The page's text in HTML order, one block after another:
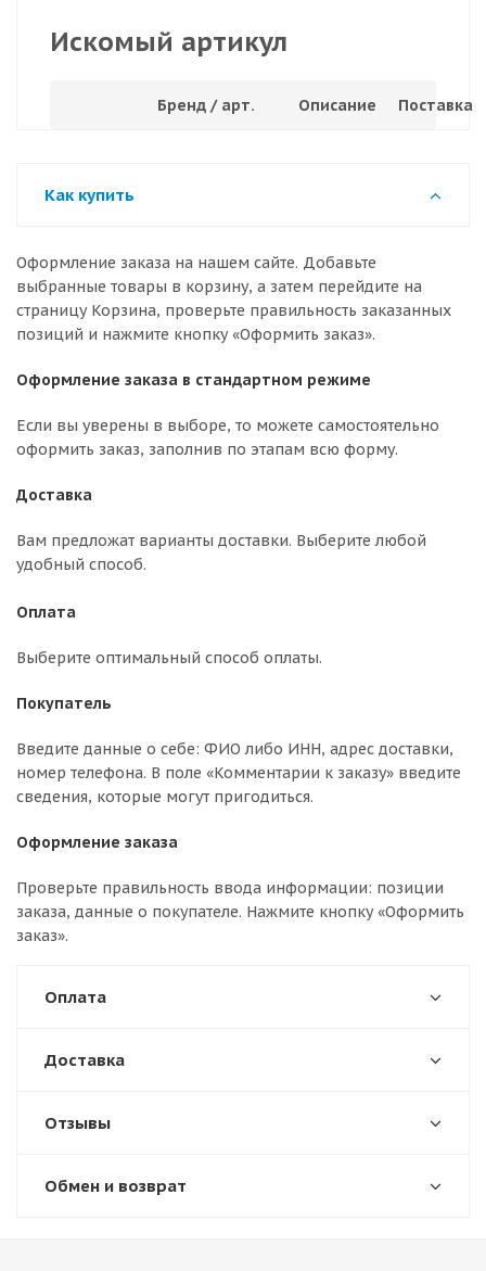
Искомый артикул
Бренд / арт. Описание Поставка
Как купить
Оформление заказа на нашем сайте. Добавьте
выбранные товары в корзину, а затем перейдите на
страницу Корзина, проверьте правильность заказанных
позиций и нажмите кнопку «Оформить заказ».
Оформление заказа в стандартном режиме
Если вы уверены в выборе, то можете самостоятельно
оформить заказ, заполнив по этапам всю форму.
Доставка
Вам предложат варианты доставки. Выберите любой
удобный способ.
Оплата
Выберите оптимальный способ оплаты.
Покупатель
Введите данные о себе: ФИО либо ИНН, адрес доставки,
номер телефона. В поле «Комментарии к заказу» введите
сведения, которые могут пригодиться.
Оформление заказа
Проверьте правильность ввода информации: позиции
заказа, данные о покупателе. Нажмите кнопку «Оформить
заказ».
Оплата
Доставка
Отзывы
Обмен и возврат